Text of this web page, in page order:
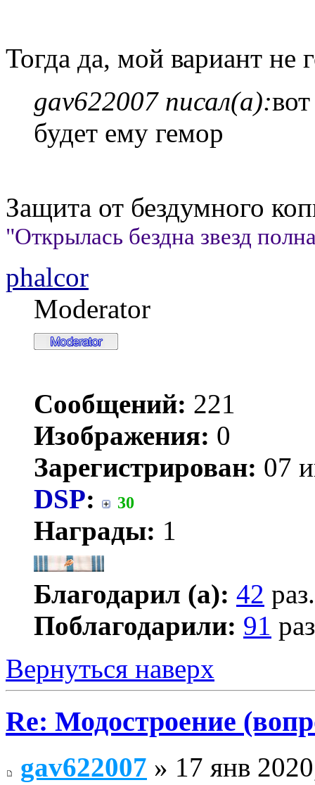
Тогда да, мой вариант не
gav622007 писал(а):
будет ему гемор
Защита от бездумного
"Открылась бездна звезд
phalcor
Moderator
Сообщений: 221
Изображения: 0
Зарегистрирован: 07
DSP: 30
Награды: 1
Благодарил (а): 42 раз.
Поблагодарили: 91
Вернуться наверх
Re: Модостроение
gav622007 » 17 янв